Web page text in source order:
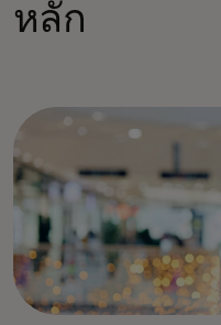
หลัก